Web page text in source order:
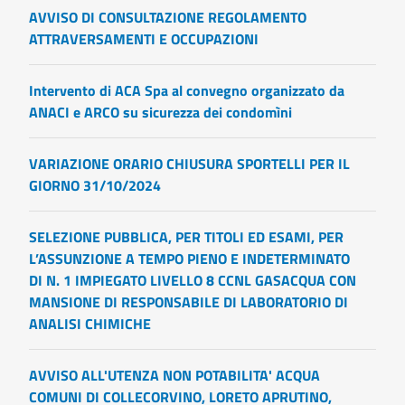
AVVISO DI CONSULTAZIONE REGOLAMENTO
ATTRAVERSAMENTI E OCCUPAZIONI
Intervento di ACA Spa al convegno organizzato da
ANACI e ARCO su sicurezza dei condomìni
VARIAZIONE ORARIO CHIUSURA SPORTELLI PER IL
GIORNO 31/10/2024
SELEZIONE PUBBLICA, PER TITOLI ED ESAMI, PER
L’ASSUNZIONE A TEMPO PIENO E INDETERMINATO
DI N. 1 IMPIEGATO LIVELLO 8 CCNL GASACQUA CON
MANSIONE DI RESPONSABILE DI LABORATORIO DI
ANALISI CHIMICHE
AVVISO ALL'UTENZA NON POTABILITA' ACQUA
COMUNI DI COLLECORVINO, LORETO APRUTINO,